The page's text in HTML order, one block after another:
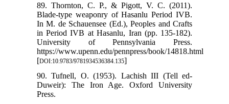
89. Thornton, C. P., & Pigott, V. C. (2011).
Blade-type weaponry of Hasanlu Period IVB.
In M. de Schauensee (Ed.), Peoples and Crafts
in Period IVB at Hasanlu, Iran (pp. 135-182).
University of Pennsylvania Press.
https://www.upenn.edu/pennpress/book/14818.html
[DOI:10.9783/9781934536384.135]
90. Tufnell, O. (1953). Lachish III (Tell ed-
Duweir): The Iron Age. Oxford University
Press.